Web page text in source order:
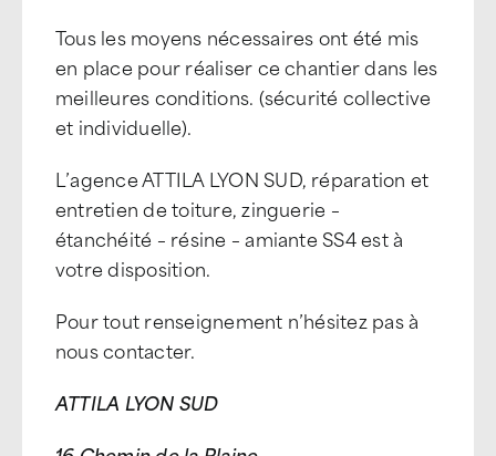
Tous les moyens nécessaires ont été mis
en place pour réaliser ce chantier dans les
meilleures conditions. (sécurité collective
et individuelle).
L’agence ATTILA LYON SUD, réparation et
entretien de toiture, zinguerie –
étanchéité – résine – amiante SS4 est à
votre disposition.
Pour tout renseignement n’hésitez pas à
nous contacter.
ATTILA LYON SUD